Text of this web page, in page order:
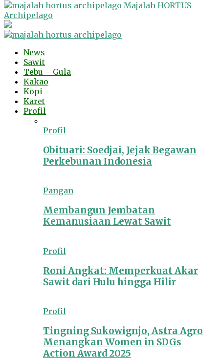
Majalah HORTUS
Archipelago
News
Sawit
Tebu – Gula
Kakao
Kopi
Karet
Profil
Profil
Obituari: Soedjai, Jejak Begawan
Perkebunan Indonesia
Pangan
Membangun Jembatan
Kemanusiaan Lewat Sawit
Profil
Roni Angkat: Memperkuat Akar
Sawit dari Hulu hingga Hilir
Profil
Tingning Sukowignjo, Astra Agro
Menangkan Women in SDGs
Action Award 2025